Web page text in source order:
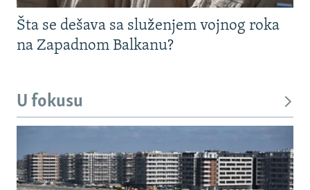
Šta se dešava sa služenjem vojnog roka
na Zapadnom Balkanu?
U fokusu